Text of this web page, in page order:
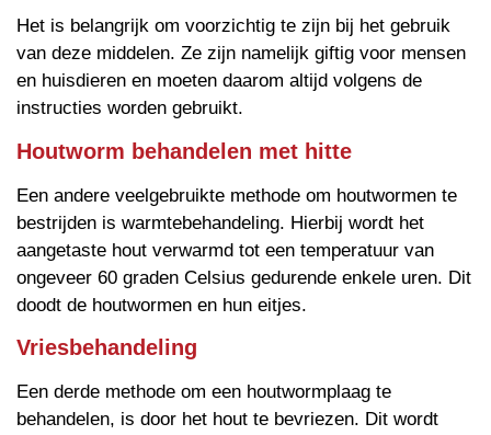
Het is belangrijk om voorzichtig te zijn bij het gebruik
van deze middelen. Ze zijn namelijk giftig voor mensen
en huisdieren en moeten daarom altijd volgens de
instructies worden gebruikt.
Houtworm behandelen met hitte
Een andere veelgebruikte methode om houtwormen te
bestrijden is warmtebehandeling. Hierbij wordt het
aangetaste hout verwarmd tot een temperatuur van
ongeveer 60 graden Celsius gedurende enkele uren. Dit
doodt de houtwormen en hun eitjes.
Vriesbehandeling
Een derde methode om een houtwormplaag te
behandelen, is door het hout te bevriezen. Dit wordt